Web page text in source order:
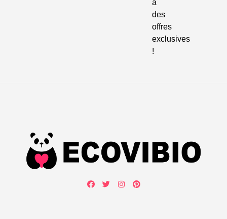
à
des
offres
exclusives
!